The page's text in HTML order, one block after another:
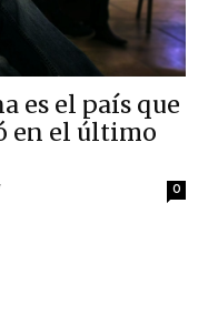
es el país que
en el último
0